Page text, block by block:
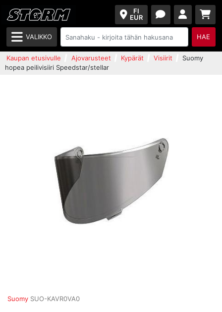
FI
EUR
VALIKKO HAE
Kaupan etusivulle Ajovarusteet Kypärät Visiirit
Suomy
hopea peilivisiiri Speedstar/stellar
Suomy SUO-KAVR0VA0